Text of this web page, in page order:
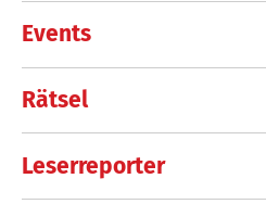
Events
Rätsel
Leserreporter